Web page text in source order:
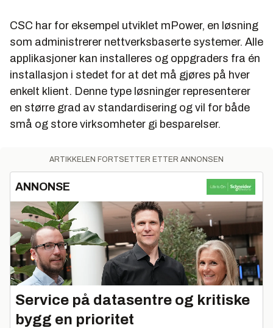
CSC har for eksempel utviklet mPower, en løsning
som administrerer nettverksbaserte systemer. Alle
applikasjoner kan installeres og oppgraders fra én
installasjon i stedet for at det må gjøres på hver
enkelt klient. Denne type løsninger representerer
en større grad av standardisering og vil for både
små og store virksomheter gi besparelser.
ARTIKKELEN FORTSETTER ETTER ANNONSEN
ANNONSE
Service på datasentre og kritiske
bygg en prioritet